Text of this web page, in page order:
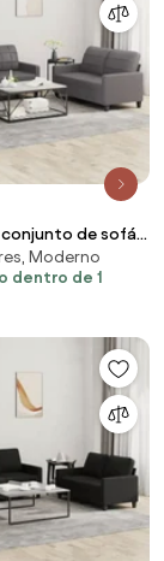
conjunto de sofás
couro artificial
Moderno
dentro de 1